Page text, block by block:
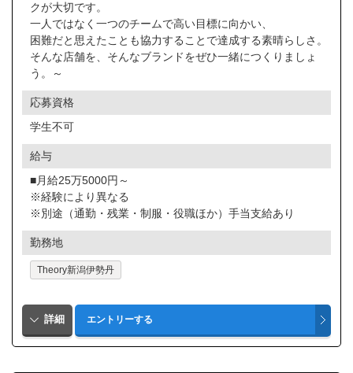
クが大切です。
一人ではなく一つのチームで高い目標に向かい、
困難だと思えたことも協力することで達成する素晴らしさ。
そんな店舗を、そんなブランドをぜひ一緒につくりましょ
う。～
応募資格
学生不可
給与
■月給25万5000円～
※経験により異なる
※別途（通勤・残業・制服・役職ほか）手当支給あり
勤務地
Theory新潟伊勢丹